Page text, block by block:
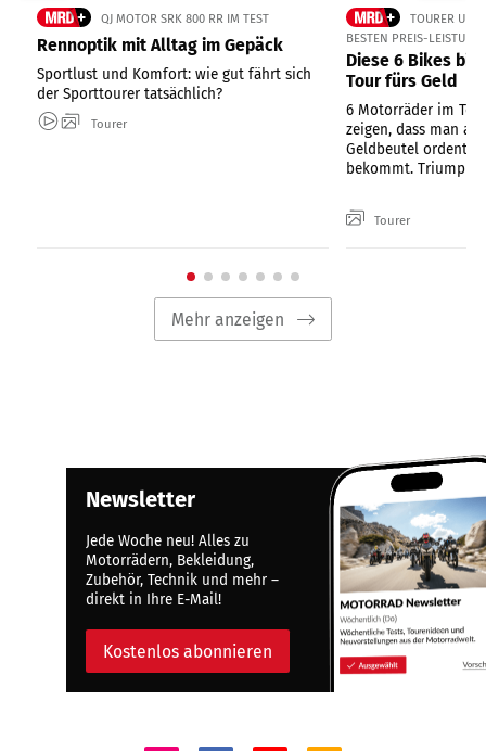
QJ MOTOR SRK 800 RR IM TEST
Rennoptik mit Alltag im Gepäck
Sportlust und Komfort: wie gut fährt sich
der Sporttourer tatsächlich?
Tourer
TOURER UND
BESTEN PREIS-LEISTUNG
Diese 6 Bikes
Tour fürs Geld
6 Motorräder im Test
zeigen, dass man
Geldbeutel
bekommt. Triumph,
Tourer
Mehr anzeigen
Newsletter
Jede Woche neu! Alles zu
Motorrädern, Bekleidung,
Zubehör, Technik und mehr –
direkt in Ihre E-Mail!
Kostenlos abonnieren